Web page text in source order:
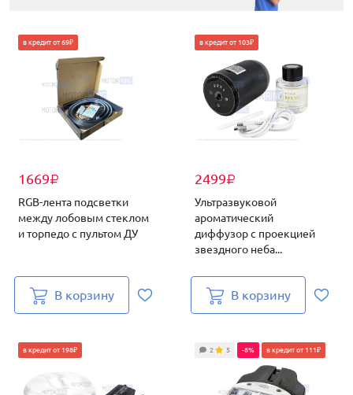
1669₽
в кредит от 69₽
RGB-лента подсветки
между лобовым стеклом
и торпедо с пультом ДУ
В корзину
2499₽
в кредит от 103₽
Ультразвуковой
ароматический
диффузор с проекцией
звездного неба...
В корзину
в кредит от 198₽ 2 5 -8% в кредит от 111₽